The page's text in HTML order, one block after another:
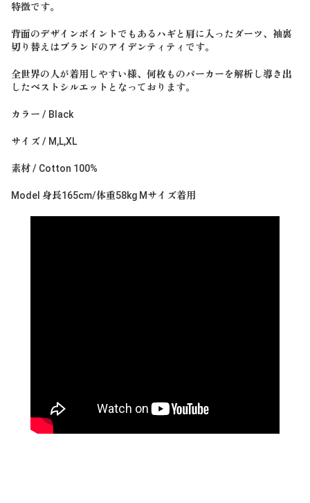
特徴です。
背面のデザインポイントでもあるハギと肩に入ったダーツ、袖裏
切り替えはブランドのアイデンティティです。
全世界の人が着用しやすい様、何枚ものパーカーを解析し導き出
したベストシルエットとなっております。
カラー / Black
サイズ / M,L,XL
素材 / Cotton 100%
Model 身長165cm/体重58kg Mサイズ着用